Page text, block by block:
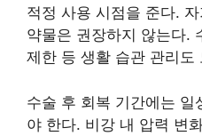
적정 사용 시점을 준다.
약물은 권장하지 않는다.
제한 등 생활 습관 관리도
수술 후 회복 기간에는 일
야 한다. 비강 내 압력 변